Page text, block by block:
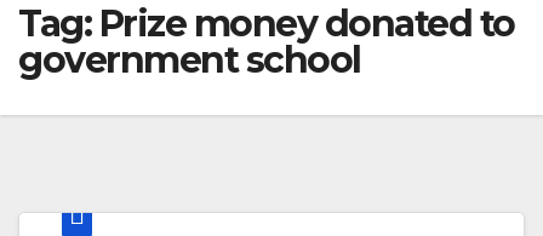
Tag: Prize money donated to
government school